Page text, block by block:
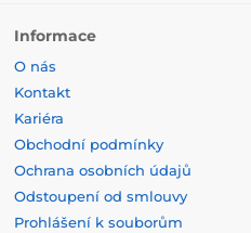
Informace
O nás
Kontakt
Kariéra
Obchodní podmínky
Ochrana osobních údajů
Odstoupení od smlouvy
Prohlášení k souborům